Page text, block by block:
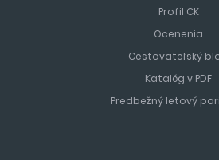
Profil CK
Ocenenia
Cestovateľský
Katalóg v PDF
Predbežný letový